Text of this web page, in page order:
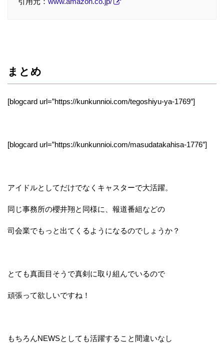
まとめ
[blogcard url=”https://kunkunnioi.com/tegoshiyu-ya-1769″]
[blogcard url=”https://kunkunnioi.com/masudatakahisa-1776″]
アイドルとしてだけでなくキャスターで大活躍。
同じ事務所の櫻井翔と同様に、報道番組などの
司会業でもっと出てくるようになるのでしょうか？
とても真面目そうで真剣に取り組んでいるので
頑張って欲しいですね！
もちろんNEWSとしても活躍すること間違いなし